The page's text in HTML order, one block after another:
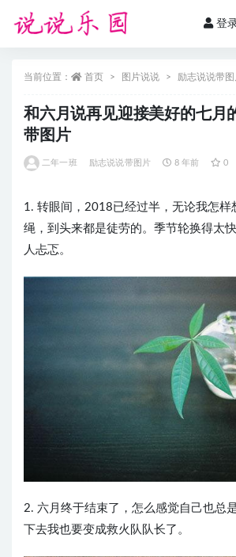
登
当前位置： 首页 图片说说 励志说说带图
和六月说再见迎接美好的七月
带图片
二年一班 励志说说带图片 8 年前 0
1. 转眼间，2018已经过半，无论我怎样
绳，到头来都是徒劳的。季节轮换得太
人忐忑。
2. 六月终于结束了，怎么感觉自己也总
下去我也要变成救火队队长了。